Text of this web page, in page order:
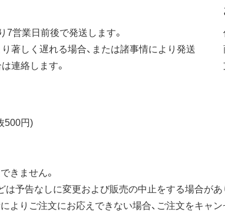
7営業日前後で発送します。
著しく遅れる場合、または諸事情により発送
連絡します。
500円)
きません。
は予告なしに変更および販売の中止をする場合があ
よりご注文にお応えできない場合、ご注文をキャ